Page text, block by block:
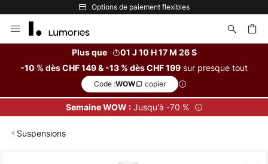
Options de paiement flexibles
Allez
au
Plus que
01 J 10 H 17 M 26 S
-10 % dès CHF 149 & -13 % dès CHF 199 sur presque tout
Code :WOW copier
Semaine WOW :Jusqu'à -70 %
Suspensions